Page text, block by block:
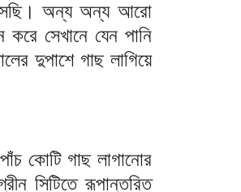
অন্য অন্য আরো
সেখানে যেন পানি
দুপাশে গাছ লাগিয়ে
পাঁচ কোটি গাছ লাগানোর
সিটিতে রূপান্তরিত